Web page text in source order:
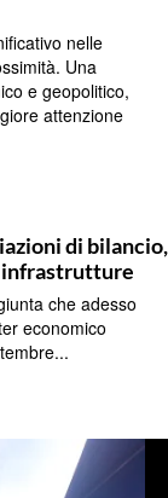
nelle
Una
e geopolitico,
attenzione
di
infrastrutture
che adesso
economico